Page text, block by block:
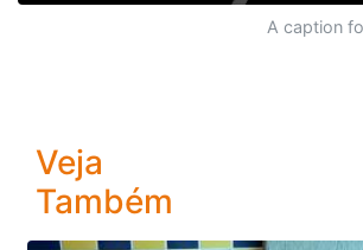
A caption
Veja
Também